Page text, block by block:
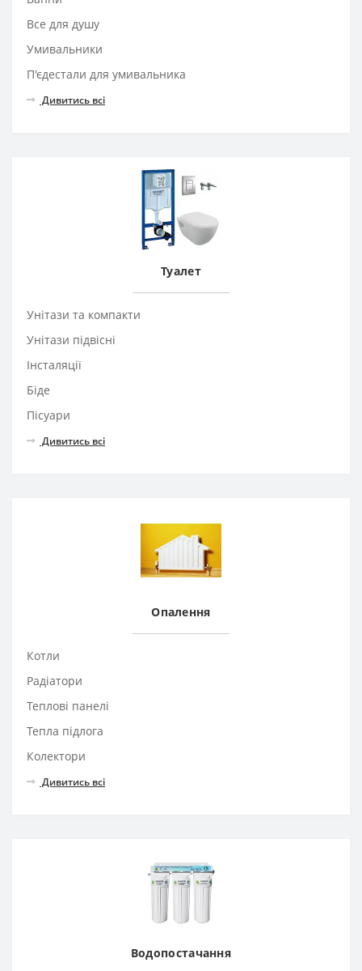
Все для душу
Умивальники
П'єдестали для умивальника
Дивитись всі
Туалет
Унітази та компакти
Унітази підвісні
Інсталяції
Біде
Пісуари
Дивитись всі
Опалення
Котли
Радіатори
Теплові панелі
Тепла підлога
Колектори
Дивитись всі
Водопостачання